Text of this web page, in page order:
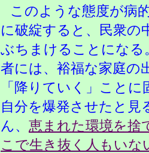
このような態度が病
に破綻すると、民衆の
ぶちまけることになる
者には、裕福な家庭の
「降りていく」こと
自分を爆発させたと
ん、 恵まれた環境を捨
こで生き抜く人もい